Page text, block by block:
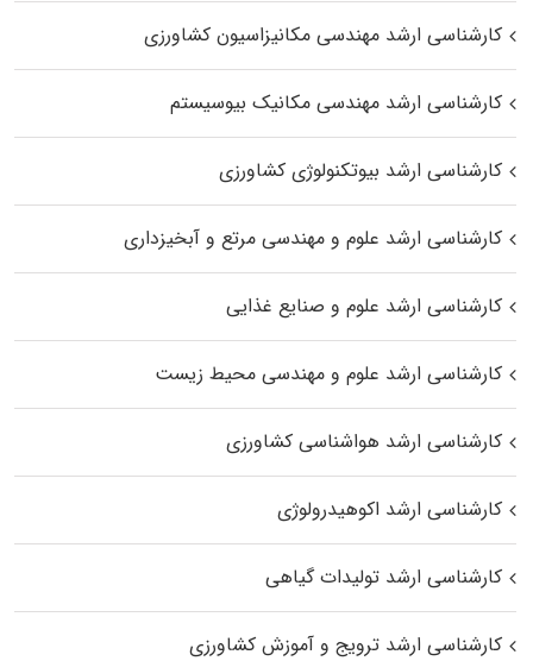
کارشناسی ارشد مهندسی مکانیزاسیون کشاورزی
کارشناسی ارشد مهندسی مکانیک بیوسیستم
کارشناسی ارشد بیوتکنولوژی کشاورزی
کارشناسی ارشد علوم و مهندسی مرتع و آبخیزداری
کارشناسی ارشد علوم و صنایع غذایی
کارشناسی ارشد علوم و مهندسی محیط زیست
کارشناسی ارشد هواشناسی کشاورزی
کارشناسی ارشد اکوهیدرولوژی
کارشناسی ارشد تولیدات گیاهی
کارشناسی ارشد ترویج و آموزش کشاورزی